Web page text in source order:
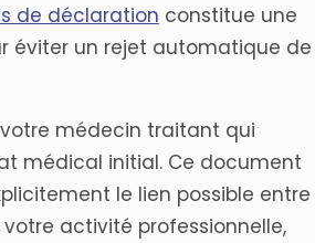
de déclaration constitue une
éviter un rejet automatique de
votre médecin traitant qui
médical initial. Ce document
le lien possible entre
activité professionnelle,